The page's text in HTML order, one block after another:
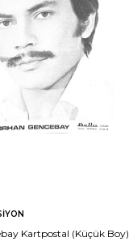
Kartpostal (Küçük Boy)